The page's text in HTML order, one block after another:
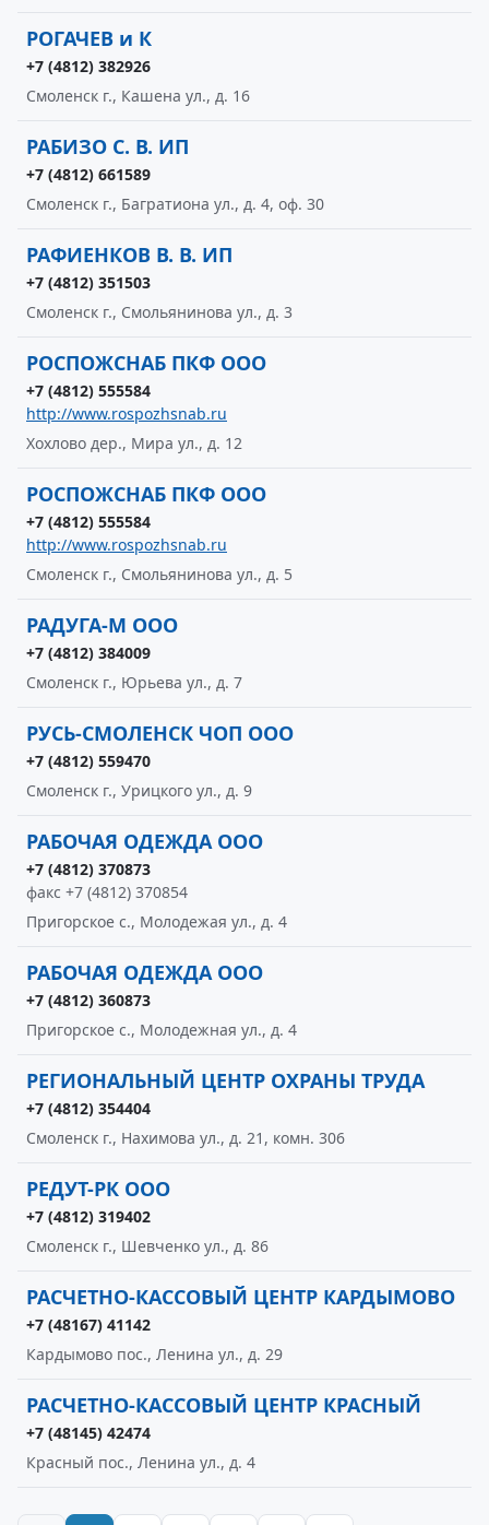
РОГАЧЕВ и К
+7 (4812) 382926
Смоленск г., Кашена ул., д. 16
РАБИЗО С. В. ИП
+7 (4812) 661589
Смоленск г., Багратиона ул., д. 4, оф. 30
РАФИЕНКОВ В. В. ИП
+7 (4812) 351503
Смоленск г., Смольянинова ул., д. 3
РОСПОЖСНАБ ПКФ ООО
+7 (4812) 555584
http://www.rospozhsnab.ru
Хохлово дер., Мира ул., д. 12
РОСПОЖСНАБ ПКФ ООО
+7 (4812) 555584
http://www.rospozhsnab.ru
Смоленск г., Смольянинова ул., д. 5
РАДУГА-М ООО
+7 (4812) 384009
Смоленск г., Юрьева ул., д. 7
РУСЬ-СМОЛЕНСК ЧОП ООО
+7 (4812) 559470
Смоленск г., Урицкого ул., д. 9
РАБОЧАЯ ОДЕЖДА ООО
+7 (4812) 370873
факс +7 (4812) 370854
Пригорское с., Молодежая ул., д. 4
РАБОЧАЯ ОДЕЖДА ООО
+7 (4812) 360873
Пригорское с., Молодежная ул., д. 4
РЕГИОНАЛЬНЫЙ ЦЕНТР ОХРАНЫ ТРУДА
+7 (4812) 354404
Смоленск г., Нахимова ул., д. 21, комн. 306
РЕДУТ-РК ООО
+7 (4812) 319402
Смоленск г., Шевченко ул., д. 86
РАСЧЕТНО-КАССОВЫЙ ЦЕНТР КАРДЫМОВО
+7 (48167) 41142
Кардымово пос., Ленина ул., д. 29
РАСЧЕТНО-КАССОВЫЙ ЦЕНТР КРАСНЫЙ
+7 (48145) 42474
Красный пос., Ленина ул., д. 4